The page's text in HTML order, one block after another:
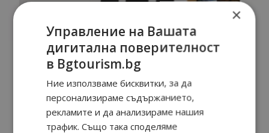
×
Управление на Вашата
дигитална поверителност
в Bgtourism.bg
Ние използваме бисквитки, за да
персонализираме съдържанието,
рекламите и да анализираме нашия
трафик. Също така споделяме